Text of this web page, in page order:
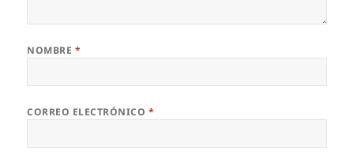
NOMBRE *
CORREO ELECTRÓNICO *